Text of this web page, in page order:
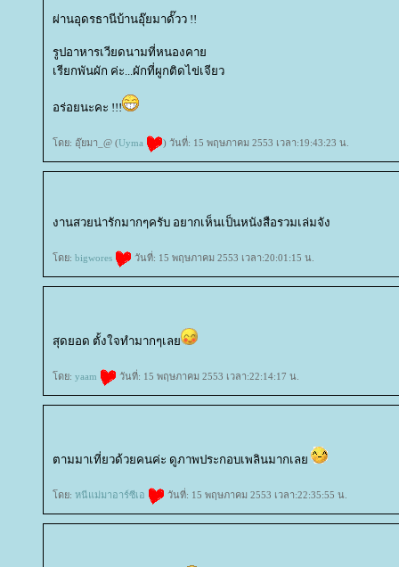
ผ่านอุดรธานีบ้านอุ๊ยมาดั๊วว !!
รูปอาหารเวียดนามที่หนองคา
เรียกพันผัก ค่ะ...ผักที่ผูกติดไข่เจียว
อร่อยนะคะ !!!
ดย: อุ๊ยมา_@ (Uyma ) วันที่: 15 พฤษภาคม 2553 เวลา:19:43:23 น.
งานสวยน่ารักมากๆครับ อยากเห็นเป็นหนังสือรวมเล่มจัง
ดย: bigwores วันที่: 15 พฤษภาคม 2553 เวลา:20:01:15 น.
สุดยอด ตั้งใจทำมากๆเล
ดย: yaam วันที่: 15 พฤษภาคม 2553 เวลา:22:14:17 น.
ตามมาเที่ยวด้วยคนค่ะ ดูภาพประกอบเพลินมากเล
ดย: หนีแม่มาอาร์ซีเอ วันที่: 15 พฤษภาคม 2553 เวลา:22:35:55 น.